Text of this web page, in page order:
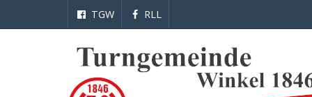
TGW RLL